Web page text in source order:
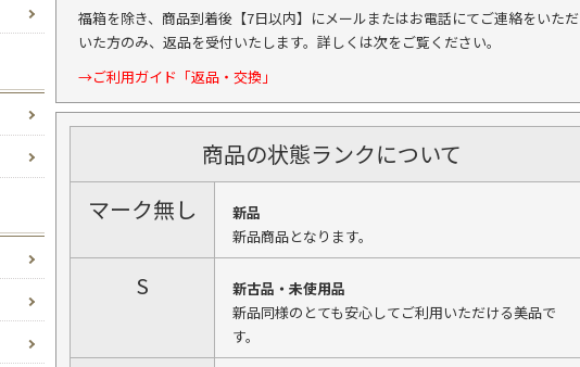
福箱を除き、商品到着後【7日以内】にメールまたはお電話にてご連絡をいただ
いた方のみ、返品を受付いたします。詳しくは次をご覧ください。
→ご利用ガイド「返品・交換」
商品の状態ランクについて
マーク無し
新品
新品商品となります。
S
新古品・未使用品
新品同様のとても安心してご利用いただける美品で
す。